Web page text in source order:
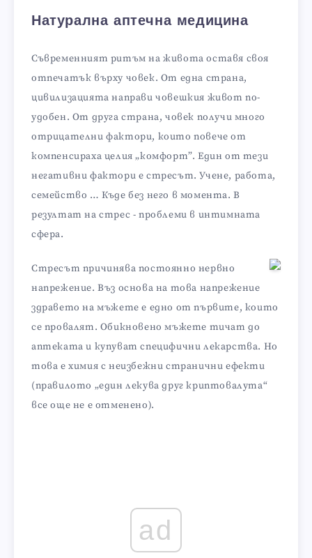
Натурална аптечна медицина
Съвременният ритъм на живота оставя своя
отпечатък върху човек. От една страна,
цивилизацията направи човешкия живот по-
удобен. От друга страна, човек получи много
отрицателни фактори, които повече от
компенсираха целия „комфорт”. Един от тези
негативни фактори е стресът. Учене, работа,
семейство … Къде без него в момента. В
резултат на стрес - проблеми в интимната
сфера.
Стресът причинява постоянно нервно
напрежение. Въз основа на това напрежение
здравето на мъжете е едно от първите, които
се провалят. Обикновено мъжете тичат до
аптеката и купуват специфични лекарства. Но
това е химия с неизбежни странични ефекти
(правилото „един лекува друг криптовалута“
все още не е отменено).
ad